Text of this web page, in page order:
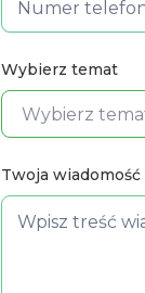
Wybierz temat
Twoja wiadomość